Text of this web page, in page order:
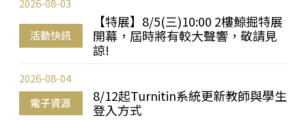
活動快訊
【特展】8/5(三)10:00 2樓鯨掘特展
開幕，屆時將有較大聲響，敬請見
諒!
2026-08-03
電子資源
8/12起Turnitin系統更新教師與學生
登入方式
2026-08-04